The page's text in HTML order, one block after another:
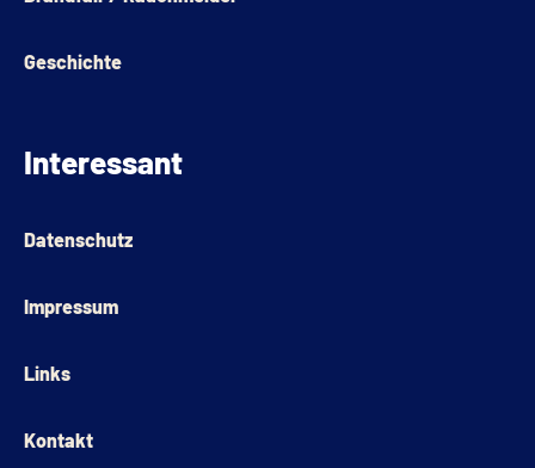
Geschichte
Interessant
Datenschutz
Impressum
Links
Kontakt